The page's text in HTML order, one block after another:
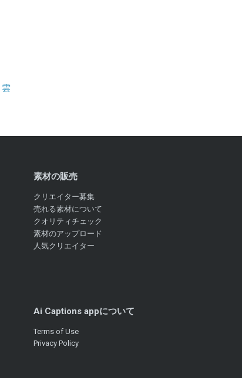
雲
素材の販売
クリエイター募集
売れる素材について
クオリティチェック
素材のアップロード
人気クリエイター
Ai Captions appについて
Terms of Use
Privacy Policy